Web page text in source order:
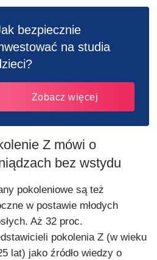
bezpiecznie
na studia
Zobacz więcej
Z mówi o
bez wstydu
pokoleniowe są też
w postawie młodych
Aż 32 proc.
pokolenia Z (w wieku
lat) jako źródło wiedzy o